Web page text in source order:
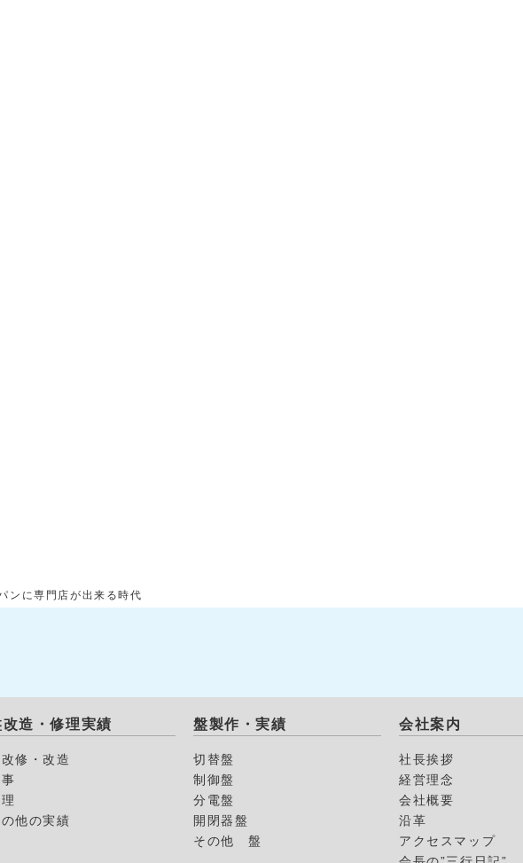
ンに専門店が出来る時代
造・修理実績
修・改造
他の実績
盤製作・実績
切替盤
制御盤
分電盤
開閉器盤
その他 盤
会社案内
社長挨拶
経営理念
会社概要
沿革
アクセスマップ